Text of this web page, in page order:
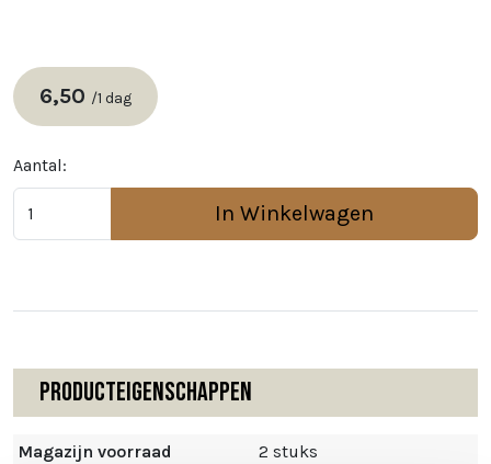
6,50 /1 dag
Aantal:
In Winkelwagen
Producteigenschappen
Magazijn voorraad
2 stuks